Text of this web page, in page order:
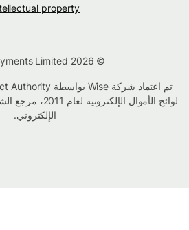
Intellectual property
لوائح الأموال الإلكترونية لعام 2011، مرجع الشركة
الإلكتروني.